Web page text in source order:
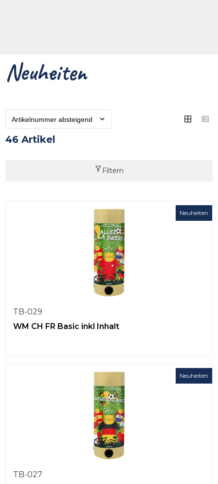
Neuheiten
46 Artikel
Filtern
Neuheiten
TB-029
WM CH FR Basic inkl Inhalt
Neuheiten
TB-027